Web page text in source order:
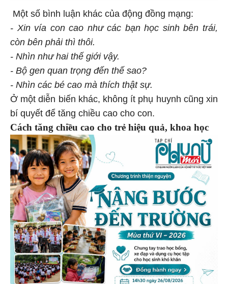
Một số bình luận khác của động đồng mạng:
- Xin vía con cao như các bạn học sinh bên trái,
còn bên phải thì thôi.
- Nhìn như hai thế giới vậy.
- Bộ gen quan trọng đến thế sao?
- Nhìn các bé cao mà thích thật sự.
Ở một diễn biến khác, không ít phụ huynh cũng xin
bí quyết để tăng chiều cao cho con.
Cách tăng chiều cao cho trẻ hiệu quả, khoa học